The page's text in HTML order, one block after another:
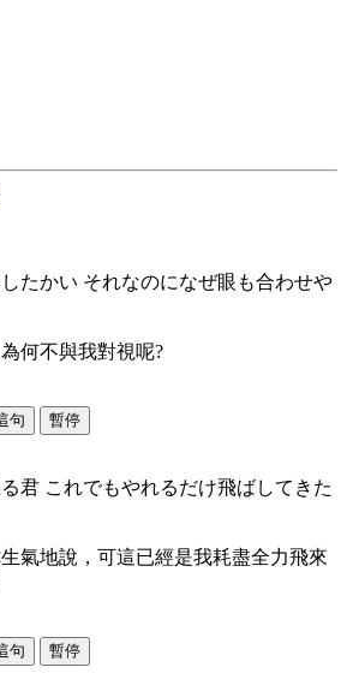
たかい それなのになぜ眼も合わせや
何不與我對視呢?
句 暫停
る君 これでもやれるだけ飛ばしてきた
生氣地說，可這已經是我耗盡全力飛來
句 暫停